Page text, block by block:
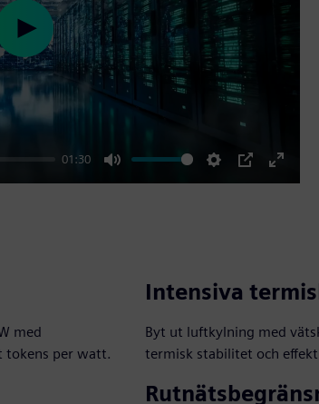
01:30
Mute Settings
PIP
Enter
Play
med
tokens per watt.
Intensiva
Byt ut luftkylning med
termisk stabilitet och